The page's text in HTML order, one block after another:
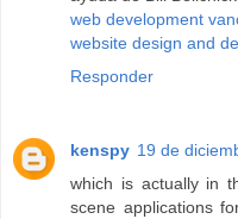
web development
website design and
Responder
kenspy 19 de
which is actually in
scene applications